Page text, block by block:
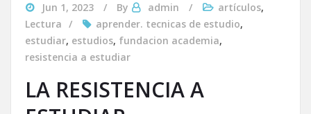
Jun 1, 2023 By admin artículos,
Lectura
aprender. tecnicas de estudio,
estudiar, estudios, fundacion academia,
resistencia a estudiar
LA RESISTENCIA A